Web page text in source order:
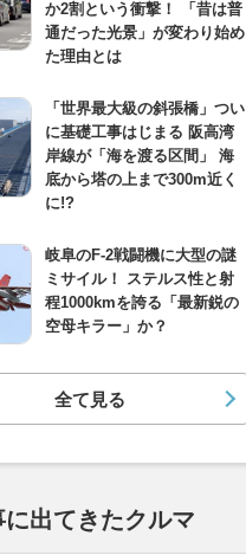
か2割という衝撃！ 「昔は普
通だった光景」が変わり始め
た理由とは
「世界最大級の斜張橋」つい
に基礎工事はじまる 阪高湾
岸線が「海を渡る区間」 海
底から塔の上まで300m近く
に!?
岐阜のF-2戦闘機に大型の謎
ミサイル！ ステルス性と射
程1000kmを誇る「最新鋭の
空母キラー」か？
全て見る
に出てきたクルマ